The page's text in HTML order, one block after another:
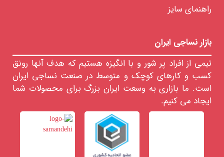
راهنمای سایز
بازار نساجی ایران
تیمی از افراد پر شور و با انگیزه هستیم که هدف آنها رونق
کسب و کارهای کوچک و متوسط در صنعت نساجی ایران
است. ما بازاری به وسعت ایران بزرگ برای محصولات شما
ایجاد می کنیم.